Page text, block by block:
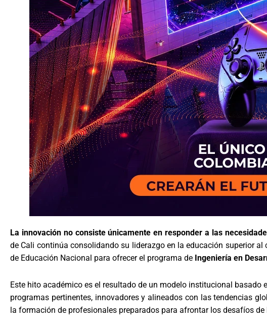
La innovación no consiste únicamente en responder a las
de Cali continúa consolidando su liderazgo en la educación superior al
de Educación Nacional para ofrecer el programa de Ingeniería en
Este hito académico es el resultado de un modelo institucional basado
programas pertinentes, innovadores y alineados con las tendencias
la formación de profesionales preparados para afrontar los desafíos